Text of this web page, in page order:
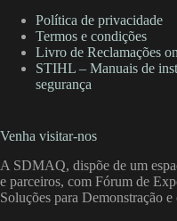
Política de privacidade
Termos e condições
Livro de Reclamações
STIHL – Manuais de
segurança
Venha visitar-nos
A SDMAQ, dispõe de um
e parceiros, com Fórum de
Soluções para Demonstração